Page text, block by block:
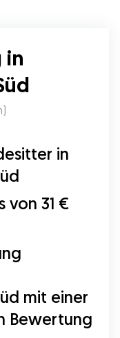
in
)
in
von 31 €
mit einer
Bewertung